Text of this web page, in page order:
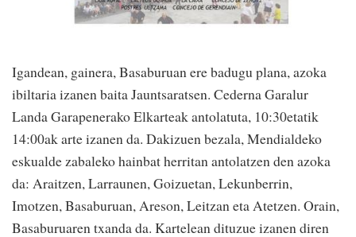
Igandean, gainera, Basaburuan ere badugu plana, azoka
ibiltaria izanen baita Jauntsaratsen. Cederna Garalur
Landa Garapenerako Elkarteak antolatuta, 10:30etatik
14:00ak arte izanen da. Dakizuen bezala, Mendialdeko
eskualde zabaleko hainbat herritan antolatzen den azoka
da: Araitzen, Larraunen, Goizuetan, Lekunberrin,
Imotzen, Basaburuan, Areson, Leitzan eta Atetzen. Orain,
Basaburuaren txanda da. Kartelean dituzue izanen diren